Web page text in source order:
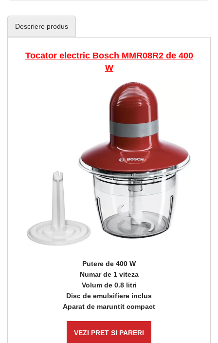
Descriere produs
Tocator electric Bosch MMR08R2 de 400
W
Putere de 400 W
Numar de 1 viteza
Volum de 0.8 litri
Disc de emulsifiere inclus
Aparat de maruntit compact
VEZI PRET SI PARERI